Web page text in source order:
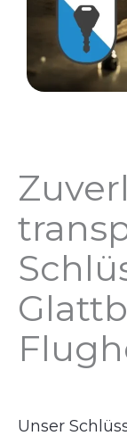
Unser